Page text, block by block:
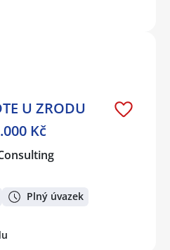
U ZRODU
Kč
Plný úvazek